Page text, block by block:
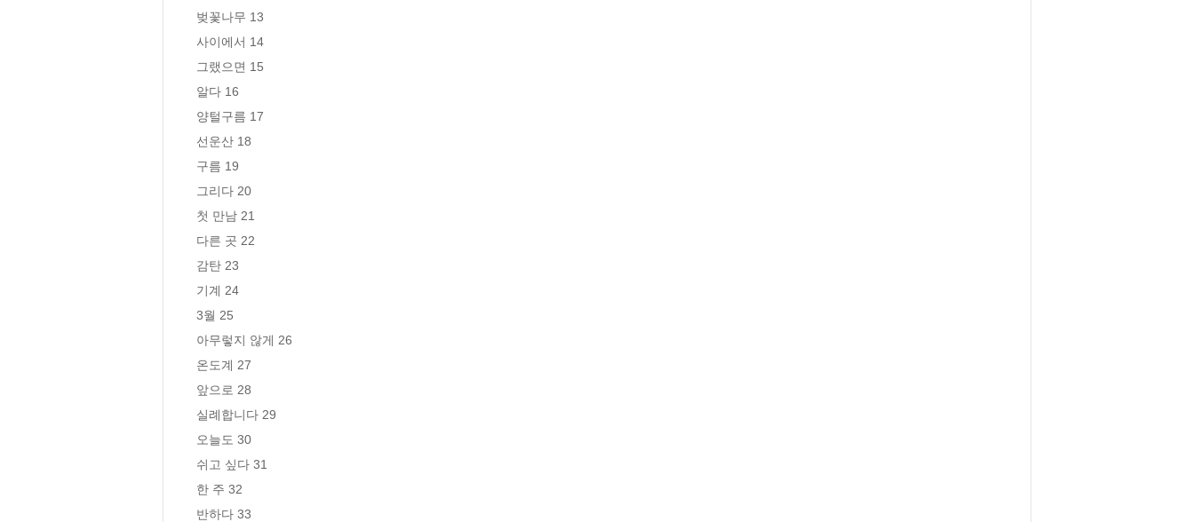
벚꽃나무 13
사이에서 14
그랬으면 15
알다 16
양털구름 17
선운산 18
구름 19
그리다 20
첫 만남 21
다른 곳 22
감탄 23
기계 24
3월 25
아무렇지 않게 26
온도계 27
앞으로 28
실례합니다 29
오늘도 30
쉬고 싶다 31
한 주 32
반하다 33